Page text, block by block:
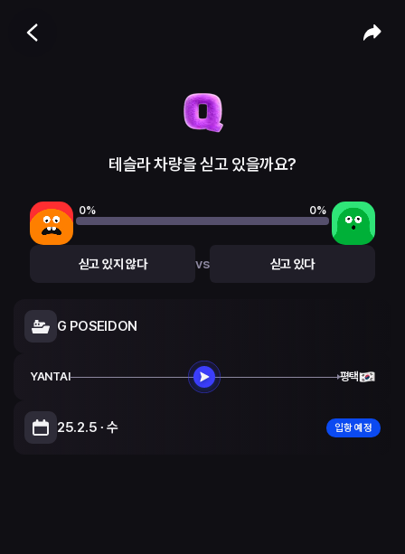
테슬라 차량을 싣고 있을까요?
0% 0%
싣고 있지 않다 vs 싣고 있다
G POSEIDON
YANTAI 평택
25.2.5 ∙ 수 입항 예정